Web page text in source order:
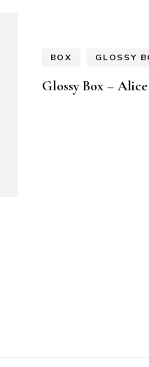
BOX GLOSSY
Glossy Box –